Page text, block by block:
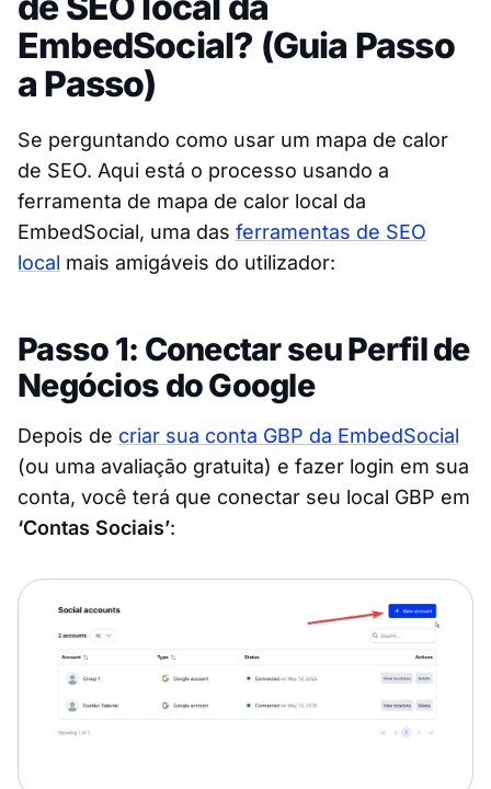
EmbedSocial? (Guia Passo
a Passo)
Se perguntando como usar um mapa de calor
de SEO. Aqui está o processo usando a
ferramenta de mapa de calor local da
EmbedSocial, uma das ferramentas de SEO
local mais amigáveis do utilizador:
Passo 1: Conectar seu Perfil de
Negócios do Google
Depois de criar sua conta GBP da EmbedSocial
(ou uma avaliação gratuita) e fazer login em sua
conta, você terá que conectar seu local GBP em
‘Contas Sociais’: